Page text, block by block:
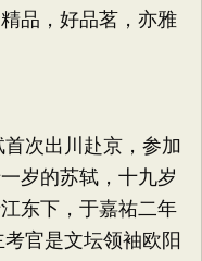
品，好品茗，亦雅
次出川赴京，参加
岁的苏轼，十九岁
东下，于嘉祐二年
考官是文坛领袖欧阳